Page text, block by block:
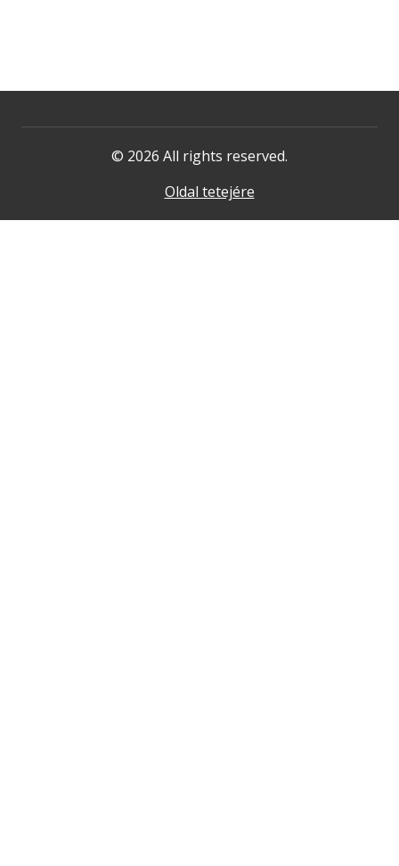
© 2026 All rights reserved.
Oldal tetejére